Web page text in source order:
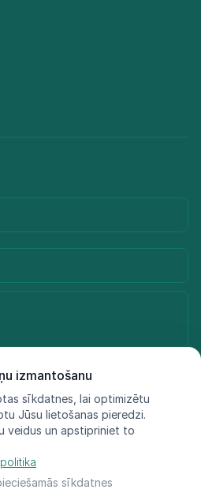
izmantošanu
sīkdatnes, lai optimizētu
Jūsu lietošanas pieredzi.
veidus un apstipriniet to
sīkdatnes
ziņu